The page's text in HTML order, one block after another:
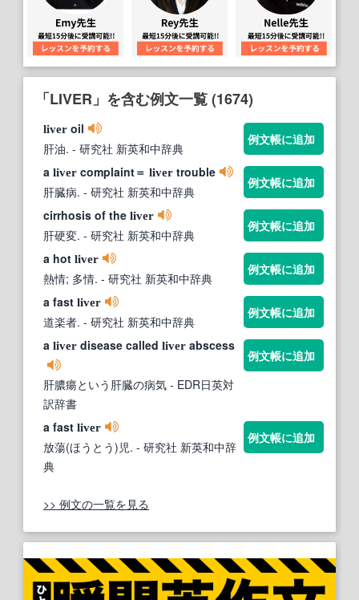
「LIVER」を含む例文一覧 (1674)
liver oil
肝油. - 研究社 新英和中辞典
例文帳に追加
a liver complaint＝ liver trouble
肝臓病. - 研究社 新英和中辞典
例文帳に追加
cirrhosis of the liver
肝硬変. - 研究社 新英和中辞典
例文帳に追加
a hot liver
熱情; 多情. - 研究社 新英和中辞典
例文帳に追加
a fast liver
道楽者. - 研究社 新英和中辞典
例文帳に追加
a liver disease called liver abscess
肝膿瘍という肝臓の病気 - EDR日英対
訳辞書
例文帳に追加
a fast liver
放蕩(ほうとう)児. - 研究社 新英和中辞
典
例文帳に追加
>> 例文の一覧を見る